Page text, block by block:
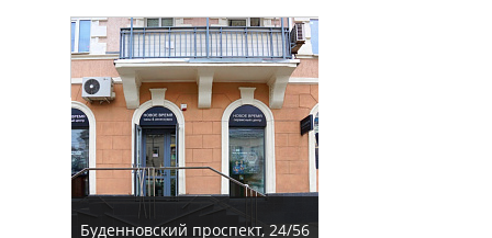
Буденновский проспект, 24/56